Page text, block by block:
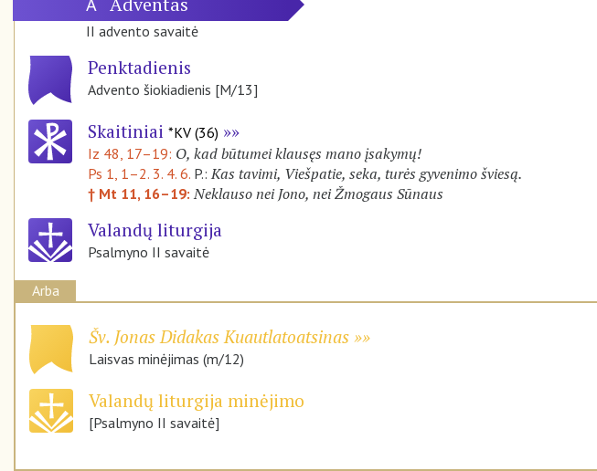
II advento savaitė
Penktadienis
Advento šiokiadienis [M/13]
Skaitiniai *KV (36)
Iz 48, 17–19: O, kad būtumei klausęs mano įsakymų!
Ps 1, 1–2. 3. 4. 6. P.: Kas tavimi, Viešpatie, seka, turės gyvenimo šviesą.
† Mt 11, 16–19: Neklauso nei Jono, nei Žmogaus Sūnaus
Valandų liturgija
Psalmyno II savaitė
Arba
Šv. Jonas Didakas Kuautlatoatsinas
Laisvas minėjimas (m/12)
Valandų liturgija minėjimo
[Psalmyno II savaitė]